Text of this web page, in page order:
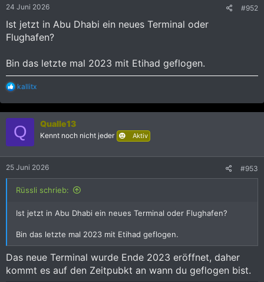
n
24 Juni 2026 #952
Ist jetzt in Abu Dhabi ein neues Terminal oder
Flughafen?
Bin das letzte mal 2023 mit Etihad geflogen.
R
a
k
i
o
n
:
kallitx
Q Qualle13
Kennt noch nicht jeder Aktiv
25 Juni 2026 #953
Rüssli schrieb:
Ist jetzt in Abu Dhabi ein neues Terminal oder Flughafen?
Bin das letzte mal 2023 mit Etihad geflogen.
Das neue Terminal wurde Ende 2023 eröffnet, daher
kommt es auf den Zeitpubkt an wann du geflogen bist.